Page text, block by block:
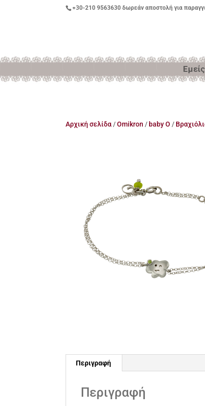
+30-210 9563630 δωρεάν αποστολή για
Εμείς
Αρχική σελίδα /Omikron / baby O /
Περιγραφή
Περιγραφή